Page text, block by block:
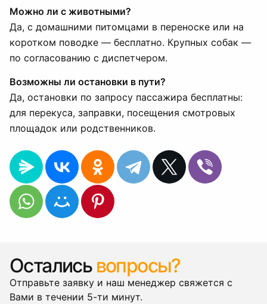
Можно ли с животными?
Да, с домашними питомцами в переноске или на
коротком поводке — бесплатно. Крупных собак —
по согласованию с диспетчером.
Возможны ли остановки в пути?
Да, остановки по запросу пассажира бесплатны:
для перекуса, заправки, посещения смотровых
площадок или родственников.
Остались вопросы?
Отправьте заявку и наш менеджер свяжется с
Вами в течении 5-ти минут.